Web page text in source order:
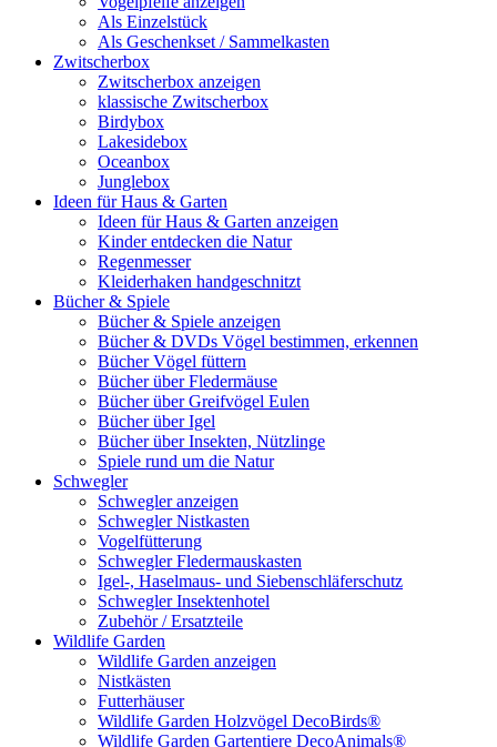
Als Einzelstück
Als Geschenkset / Sammelkasten
Zwitscherbox
Zwitscherbox anzeigen
klassische Zwitscherbox
Birdybox
Lakesidebox
Oceanbox
Junglebox
Ideen für Haus & Garten
Ideen für Haus & Garten anzeigen
Kinder entdecken die Natur
Regenmesser
Kleiderhaken handgeschnitzt
Bücher & Spiele
Bücher & Spiele anzeigen
Bücher & DVDs Vögel bestimmen, erkennen
Bücher Vögel füttern
Bücher über Fledermäuse
Bücher über Greifvögel Eulen
Bücher über Igel
Bücher über Insekten, Nützlinge
Spiele rund um die Natur
Schwegler
Schwegler anzeigen
Schwegler Nistkasten
Vogelfütterung
Schwegler Fledermauskasten
Igel-, Haselmaus- und Siebenschläferschutz
Schwegler Insektenhotel
Zubehör / Ersatzteile
Wildlife Garden
Wildlife Garden anzeigen
Nistkästen
Futterhäuser
Wildlife Garden Holzvögel DecoBirds®
Wildlife Garden Gartentiere DecoAnimals®